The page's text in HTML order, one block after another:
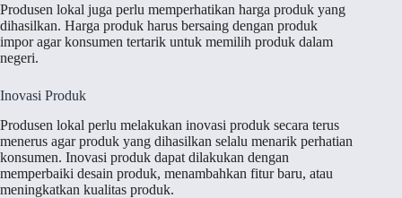
Produsen lokal juga perlu memperhatikan harga produk yang
dihasilkan. Harga produk harus bersaing dengan produk
impor agar konsumen tertarik untuk memilih produk dalam
negeri.
Inovasi Produk
Produsen lokal perlu melakukan inovasi produk secara terus
menerus agar produk yang dihasilkan selalu menarik perhatian
konsumen. Inovasi produk dapat dilakukan dengan
memperbaiki desain produk, menambahkan fitur baru, atau
meningkatkan kualitas produk.